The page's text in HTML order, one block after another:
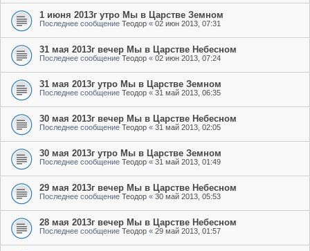
1 июня 2013г утро Мы в Царстве Земном
Последнее сообщение Теодор « 02 июн 2013, 07:31
31 мая 2013г вечер Мы в Царстве Небесном
Последнее сообщение Теодор « 02 июн 2013, 07:24
31 мая 2013г утро Мы в Царстве Земном
Последнее сообщение Теодор « 31 май 2013, 06:35
30 мая 2013г вечер Мы в Царстве Небесном
Последнее сообщение Теодор « 31 май 2013, 02:05
30 мая 2013г утро Мы в Царстве Земном
Последнее сообщение Теодор « 31 май 2013, 01:49
29 мая 2013г вечер Мы в Царстве Небесном
Последнее сообщение Теодор « 30 май 2013, 05:53
28 мая 2013г вечер Мы в Царстве Небесном
Последнее сообщение Теодор « 29 май 2013, 01:57